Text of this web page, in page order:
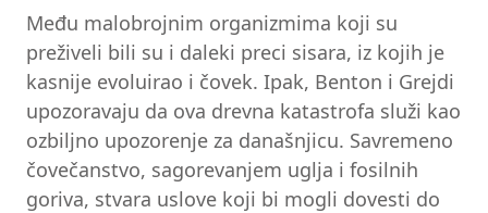
Među malobrojnim organizmima koji su
preživeli bili su i daleki preci sisara, iz kojih je
kasnije evoluirao i čovek. Ipak, Benton i Grejdi
upozoravaju da ova drevna katastrofa služi kao
ozbiljno upozorenje za današnjicu. Savremeno
čovečanstvo, sagorevanjem uglja i fosilnih
goriva, stvara uslove koji bi mogli dovesti do